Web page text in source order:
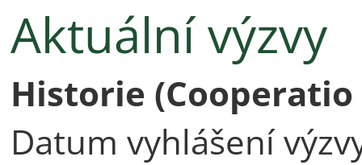
Aktuální výzvy
Historie (Cooperatio
Datum vyhlášení